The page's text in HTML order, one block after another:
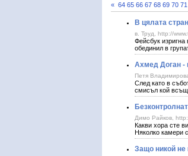
« 64 65 66 67 68 69 70 71
В цялата
в. Труд, http://
Фейсбук
обединил в
Ахмед Доган -
Петя
След като в
смисъл кой
Димо Райков,
Какви хора сте
Няколко камери
Защо никой не